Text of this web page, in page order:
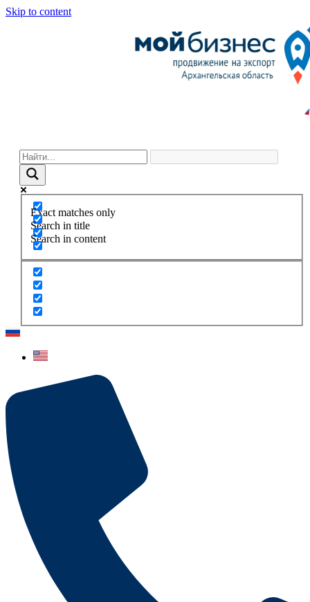
Skip to content
Exact matches only
Search in title
Search in content